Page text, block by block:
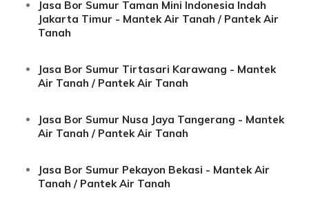
Jasa Bor Sumur Taman Mini Indonesia Indah
Jakarta Timur - Mantek Air Tanah / Pantek Air
Tanah
Jasa Bor Sumur Tirtasari Karawang - Mantek
Air Tanah / Pantek Air Tanah
Jasa Bor Sumur Nusa Jaya Tangerang - Mantek
Air Tanah / Pantek Air Tanah
Jasa Bor Sumur Pekayon Bekasi - Mantek Air
Tanah / Pantek Air Tanah